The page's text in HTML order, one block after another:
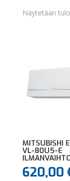
Näytetään
MITSUBISHI
VL-80U5-E
620,00